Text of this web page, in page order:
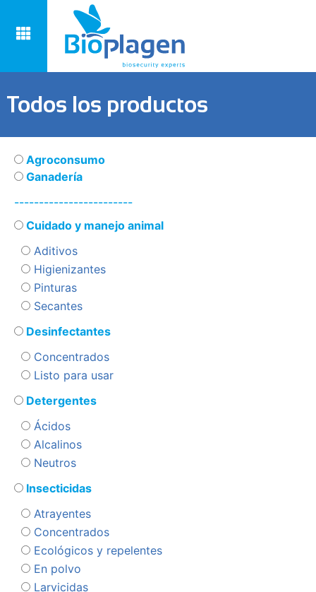
Todos los productos
Agroconsumo
Ganadería
------------------------
Cuidado y manejo animal
Aditivos
Higienizantes
Pinturas
Secantes
Desinfectantes
Concentrados
Listo para usar
Detergentes
Ácidos
Alcalinos
Neutros
Insecticidas
Atrayentes
Concentrados
Ecológicos y repelentes
En polvo
Larvicidas